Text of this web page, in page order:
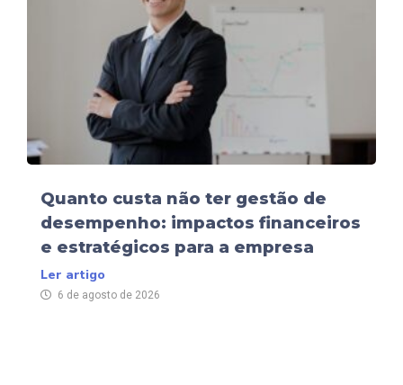
Quanto custa não ter gestão de
desempenho: impactos financeiros
e estratégicos para a empresa
Ler artigo
6 de agosto de 2026